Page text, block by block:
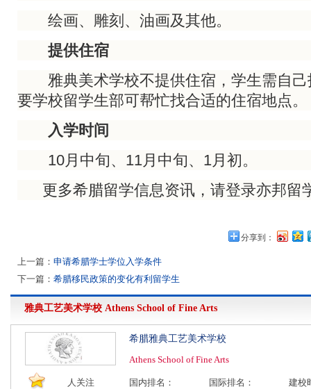
绘画、雕刻、油画及其他。
提供住宿
雅典美术学校不提供住宿，学生需自己
要学校留学生部可帮忙找合适的住宿地点。
入学时间
10月中旬、11月中旬、1月初。
更多希腊留学信息资讯，请登录亦邦留
分享到：
上一篇： 申请希腊学士学位入学条件
下一篇： 希腊移民政策的变化有利留学生
雅典工艺美术学校 Athens School of Fine Arts
希腊雅典工艺美术学校
Athens School of Fine Arts
人关注 国内排名： 国际排名： 建校